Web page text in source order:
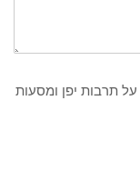
תרבות יפן ומסעות